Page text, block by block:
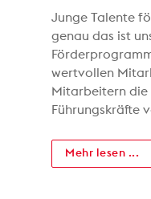
Junge Talente
genau das ist
wertvollen
Mitarbeitern die
Führungskräfte
Mehr lesen ...